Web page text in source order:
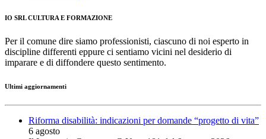
IO SRL CULTURA E FORMAZIONE
Per il comune dire siamo professionisti, ciascuno di noi esperto in
discipline differenti eppure ci sentiamo vicini nel desiderio di
imparare e di diffondere questo sentimento.
Ultimi aggiornamenti
Riforma disabilità: indicazioni per domande “progetto di vita”
6 agosto